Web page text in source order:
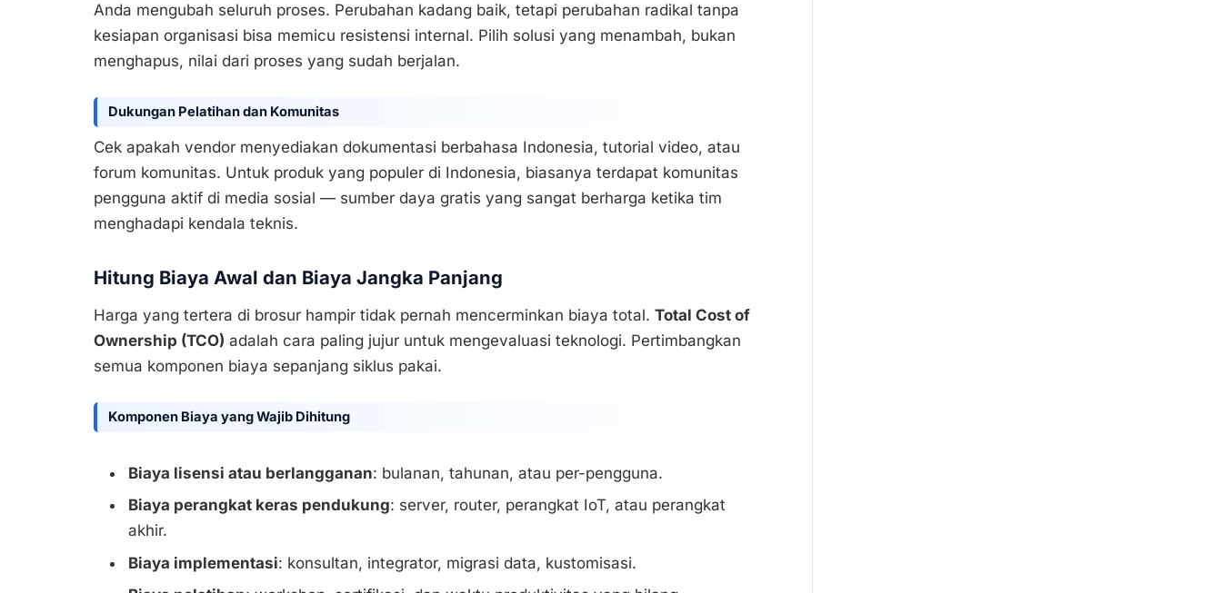
Anda mengubah seluruh proses. Perubahan kadang baik, tetapi perubahan radikal tanpa
kesiapan organisasi bisa memicu resistensi internal. Pilih solusi yang menambah, bukan
menghapus, nilai dari proses yang sudah berjalan.
Dukungan Pelatihan dan Komunitas
Cek apakah vendor menyediakan dokumentasi berbahasa Indonesia, tutorial video, atau
forum komunitas. Untuk produk yang populer di Indonesia, biasanya terdapat komunitas
pengguna aktif di media sosial — sumber daya gratis yang sangat berharga ketika tim
menghadapi kendala teknis.
Hitung Biaya Awal dan Biaya Jangka Panjang
Harga yang tertera di brosur hampir tidak pernah mencerminkan biaya total. Total Cost of
Ownership (TCO) adalah cara paling jujur untuk mengevaluasi teknologi. Pertimbangkan
semua komponen biaya sepanjang siklus pakai.
Komponen Biaya yang Wajib Dihitung
Biaya lisensi atau berlangganan: bulanan, tahunan, atau per-pengguna.
Biaya perangkat keras pendukung: server, router, perangkat IoT, atau perangkat
akhir.
Biaya implementasi: konsultan, integrator, migrasi data, kustomisasi.